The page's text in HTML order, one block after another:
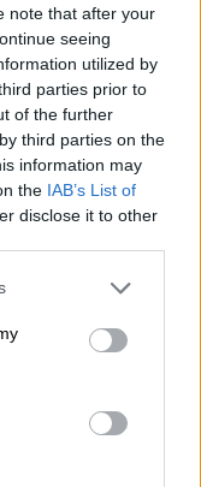
note that after your
seeing
utilized by
parties prior to
of the further
third parties on the
information may
the IAB’s List of
disclose it to other
or more Google
You may click to
party tags to
in below Google
με
οδηγό του
είχαν
σημείο